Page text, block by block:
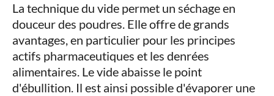
La technique du vide permet un séchage en
douceur des poudres. Elle offre de grands
avantages, en particulier pour les principes
actifs pharmaceutiques et les denrées
alimentaires. Le vide abaisse le point
d'ébullition. Il est ainsi possible d'évaporer une